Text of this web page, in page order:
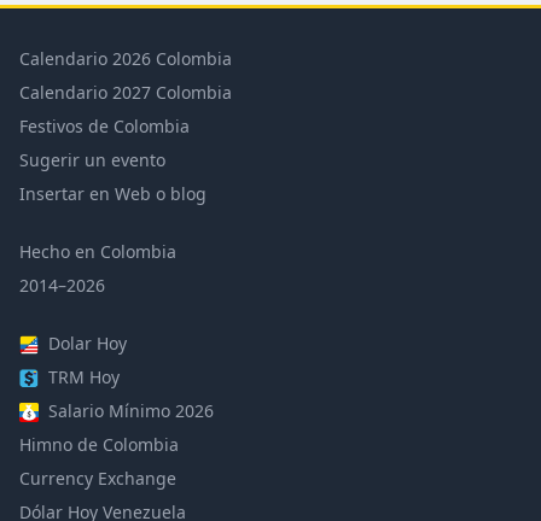
Calendario 2026 Colombia
Calendario 2027 Colombia
Festivos de Colombia
Sugerir un evento
Insertar en Web o blog
Hecho en Colombia
2014–2026
Dolar Hoy
TRM Hoy
Salario Mínimo 2026
Himno de Colombia
Currency Exchange
Dólar Hoy Venezuela